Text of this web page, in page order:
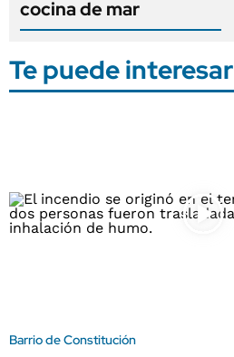
cocina de mar
Te puede interesar
Barrio de Constitución